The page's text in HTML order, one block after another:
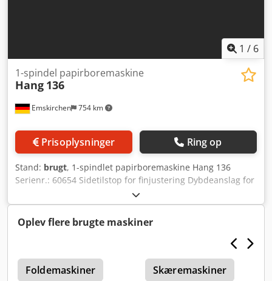
1 / 6
Emskirchen 754 km
1-spindel papirboremaskine
Hang 136
Prisoplysninger Ring op
Stand: brugt, 1-spindlet papirboremaskine Hang 136
Serienr.: 60654 Sidetilstop for finjustering Dybdeanslag for
finjustering Maks. stabelhøjde: 50 mm Online
videoinspektion via WhatsApp - MS Zoom - Telegram På
lager i Emskirchen/Nürnberg - Straks tilgængelig - Kan
testes Chsdoxu T Alepfx Adioa
Oplev flere brugte maskiner
Foldemaskiner Skæremaskiner